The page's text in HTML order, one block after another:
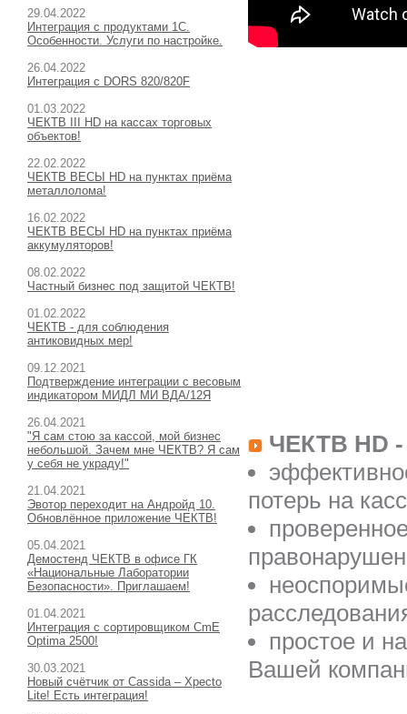
29.04.2022
Интеграция с продуктами 1С.
Особенности. Услуги по настройке.
26.04.2022
Интеграция с DORS 820/820F
01.03.2022
ЧЕКТВ III HD на кассах торговых
объектов!
22.02.2022
ЧЕКТВ ВЕСЫ HD на пунктах приёма
металлолома!
16.02.2022
ЧЕКТВ ВЕСЫ HD на пунктах приёма
аккумуляторов!
08.02.2022
Частный бизнес под защитой ЧЕКТВ!
01.02.2022
ЧЕКТВ - для соблюдения
антиковидных мер!
09.12.2021
Подтверждение интеграции с весовым
индикатором МИДЛ МИ ВДА/12Я
26.04.2021
"Я сам стою за кассой, мой бизнес
небольшой. Зачем мне ЧЕКТВ? Я сам
у себя не украду!"
21.04.2021
Эвотор переходит на Андройд 10.
Обновлённое приложение ЧЕКТВ!
05.04.2021
Демостенд ЧЕКТВ в офисе ГК
«Национальные Лаборатории
Безопасности». Приглашаем!
01.04.2021
Интеграция с сортировщиком CmE
Optima 2500!
30.03.2021
Новый счётчик от Cassida – Xpecto
Lite! Есть интеграция!
ЧЕКТВ HD
потерь на
простое и
Вашей